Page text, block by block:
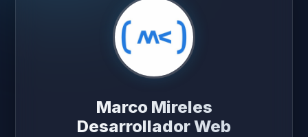
Marco Mireles
Desarrollador Web